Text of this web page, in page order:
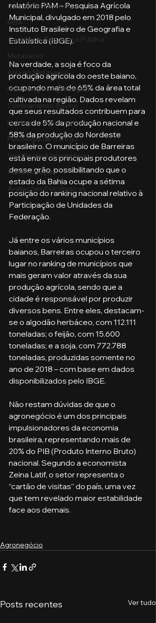
Gestão de Pessoas
MBA
Gestão de Segurança Publica
Metaverso
Aula no Metaverso
Marketing no Agronegócio
Confinamento Bovino
Holding no Agronegócio
Psicologia de tráfego
Gestão do Agronegócio
Administração
Avaliações Psicológicas
relatório PAM – Pesquisa Agrícola
Municipal, divulgado em 2018 pelo
Instituto Brasileiro de Geografia e
Estatística (IBGE).
Na verdade, a soja é foco da
produção agrícola do oeste baiano,
ocupando mais de 65% da área total
cultivada na região. Dados revelam
que seus resultados contribuem para
cerca de 5% da produção nacional e
58% da produção do Nordeste
brasileiro. O município de Barreiras
está entre os principais produtores
desse grão, possibilitando que o
estado da Bahia ocupe a sétima
posição do ranking nacional relativo à
Participação de Unidades da
Federação.
Já entre os vários municípios
baianos, Barreiras ocupou o terceiro
lugar no ranking de municípios que
mais geram valor através da sua
produção agrícola, sendo que a
cidade é responsável por produzir
diversos bens. Entre eles, destacam-
se o algodão herbáceo, com 112.111
toneladas; o feijão, com 15.600
toneladas; e a soja, com 772.788
toneladas, produzidas somente no
ano de 2018 – com base em dados
disponibilizados pelo IBGE.
Não restam dúvidas de que o
agronegócio é um dos principais
impulsionadores da economia
brasileira, representando mais de
20% do PIB (Produto Interno Bruto)
nacional. Segundo a economista
Zeina Latif, o setor representa o
“cartão de visitas” do país, uma vez
que tem revelado maior estabilidade
face aos demais.
Agronegócio
Posts recentes Ver tudo